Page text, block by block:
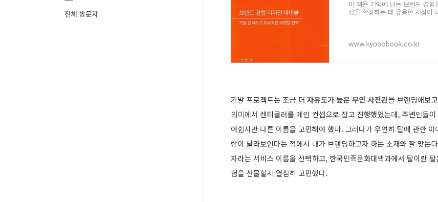
이 책은 기억에 남는 브랜드 경험
성을 확장하는 데 유용한 지침이
www.kyobobook.co.kr
기말 프로젝트는 조금 더 자유도가 높은 무인 사진관을 브랜딩해보
의미에서 렌티큘러를 메인 컨셉으로 잡고 진행했었는데, 주변인들
아쉽지만 다른 이름을 고민해야 했다. 그러다가 우연히 탈에 관한
람이 달라보인다는 점에서 내가 브랜딩하고자 하는 소재와 잘 맞는
자라는 서비스 이름을 선택하고, 한국민족문화대백과에서 탈이란
험을 선물할지 열심히 고민했다.
전체 방문자